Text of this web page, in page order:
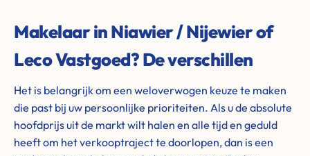
Makelaar in Niawier / Nijewier of
Leco Vastgoed? De verschillen
Het is belangrijk om een weloverwogen keuze te maken
die past bij uw persoonlijke prioriteiten. Als u de absolute
hoofdprijs uit de markt wilt halen en alle tijd en geduld
heeft om het verkooptraject te doorlopen, dan is een